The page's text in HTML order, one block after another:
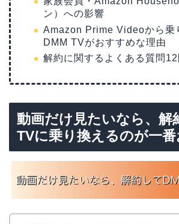
ン）への影響
Amazon Prime Videoから乗
DMM TVがおすすめな理由
解約に関するよくある質問
動画だけ見たいなら、解
TVに乗り換えるのが一